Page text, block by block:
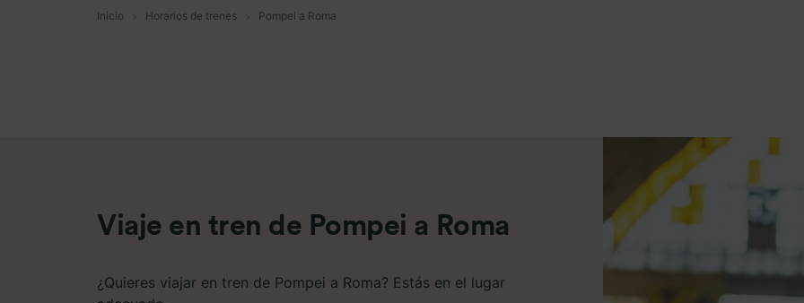
Inicio Horarios de trenes Pompei a Roma
Viaje en tren de Pompei a Roma
¿Quieres viajar en tren de Pompei a Roma? Estás en el lugar